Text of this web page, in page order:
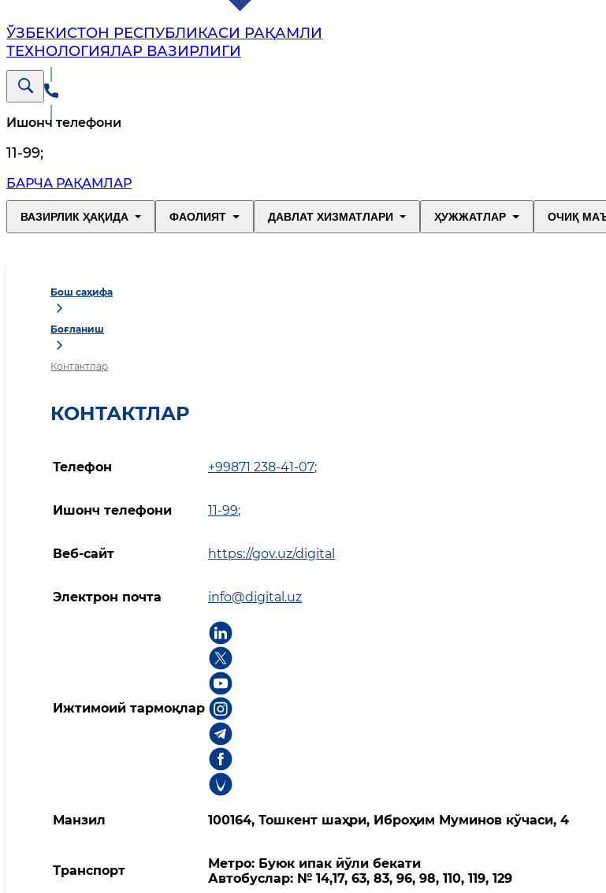
ЎЗБЕКИСТОН РЕСПУБЛИКАСИ РАҚАМЛИ
ТЕХНОЛОГИЯЛАР ВАЗИРЛИГИ
Ишонч телефони
11-99;
БАРЧА РАҚАМЛАР
ВАЗИРЛИК ҲАҚИДА ФАОЛИЯТ ДАВЛАТ ХИЗМАТЛАРИ ҲУЖЖАТЛАР ОЧИҚ
Бош саҳифа
Боғланиш
Контактлар
КОНТАКТЛАР
Телефон +99871 238-41-07;
Ишонч телефони 11-99;
Веб-сайт https://gov.uz/digital
Электрон почта info@digital.uz
Ижтимоий тармоқлар
Манзил 100164, Тошкент шаҳри, Иброҳим Муминов кўчаси, 4
Транспорт
Метро: Буюк ипак йўли бекати
Автобуслар: № 14,17, 63, 83, 96, 98, 110, 119, 129